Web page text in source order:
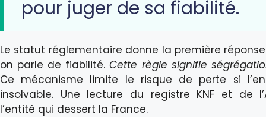
pour juger de sa fiabilité.
Le statut réglementaire donne la première
on parle de fiabilité.Cette règle signifie
Ce mécanisme limite le risque de perte si
insolvable. Une lecture du registre KNF et de
l’entité qui dessert la France.